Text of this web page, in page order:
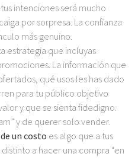
intenciones será mucho
por sorpresa. La confianza
más genuino.
estrategia que incluyas
La información que
qué usos les has dado
para tu público objetivo
y que se sienta fidedigno.
y de querer solo vender.
un costo es algo que a tus
a hacer una compra “en